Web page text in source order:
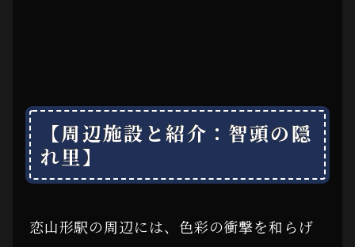
【周辺施設と紹介：智頭の隠
れ里】
恋山形駅の周辺には、色彩の衝撃を和らげ